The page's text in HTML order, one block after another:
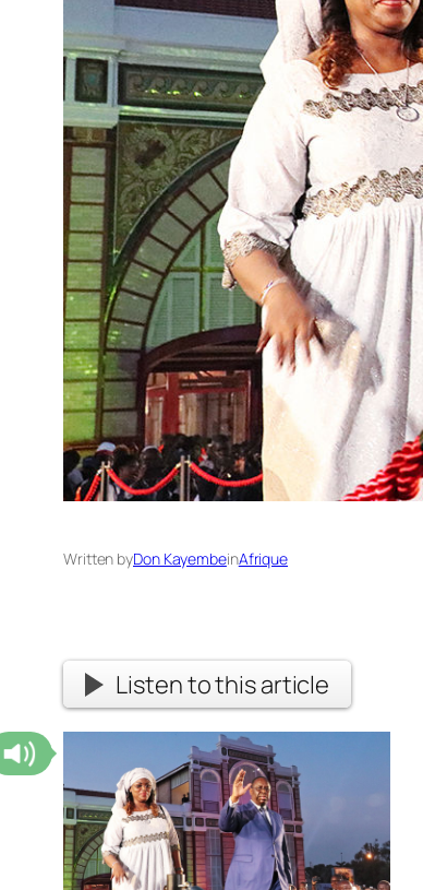
Written byDon KayembeinAfrique
Listen to this article